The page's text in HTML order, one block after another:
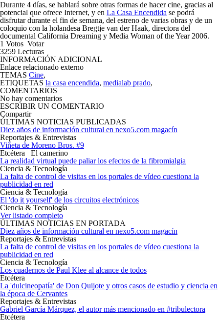
Durante 4 días, se hablará sobre otras formas de hacer cine, gracias al
potencial que ofrece Internet, y en La Casa Encendida se podrá
disfrutar durante el fin de semana, del estreno de varias obras y de un
coloquio con la holandesa Bregtje van der Haak, directora del
documental California Dreaming y Media Woman of the Year 2006.
1 Votos Votar
3259 Lecturas
INFORMACIÓN ADICIONAL
Enlace relacionado externo
TEMAS Cine,
ETIQUETAS la casa encendida, medialab prado,
COMENTARIOS
No hay comentarios
ESCRIBIR UN COMENTARIO
Compartir
ÚLTIMAS NOTICIAS PUBLICADAS
Diez años de información cultural en nexo5.com magacín
Reportajes & Entrevistas
Viñeta de Moreno Bros. #9
Etcétera
El camerino
La realidad virtual puede paliar los efectos de la fibromialgia
Ciencia & Tecnología
La falta de control de visitas en los portales de vídeo cuestiona la
publicidad en red
Ciencia & Tecnología
El 'do it yourself' de los circuitos electrónicos
Ciencia & Tecnología
Ver listado completo
ÚLTIMAS NOTICIAS EN PORTADA
Diez años de información cultural en nexo5.com magacín
Reportajes & Entrevistas
La falta de control de visitas en los portales de vídeo cuestiona la
publicidad en red
Ciencia & Tecnología
Los cuadernos de Paul Klee al alcance de todos
Etcétera
La 'dulcineopatía' de Don Quijote y otros casos de estudio y ciencia en
la época de Cervantes
Reportajes & Entrevistas
Gabriel García Márquez, el autor más mencionado en #tribulectora
Etcétera